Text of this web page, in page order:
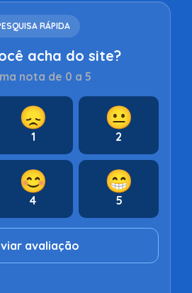
RÁPIDA
acha do site?
nota de 0 a 5
😞
1
😐
2
😊
4
😁
5
avaliação